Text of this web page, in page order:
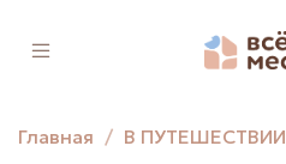
Главная В ПУТЕШЕСТВИИ